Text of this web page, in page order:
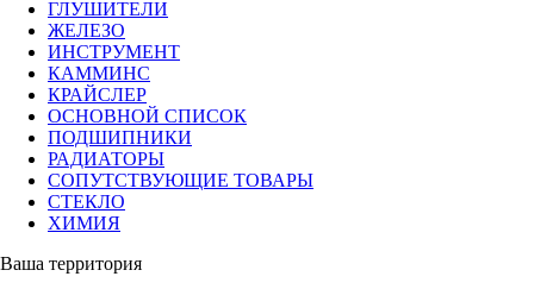
ГЛУШИТЕЛИ
ЖЕЛЕЗО
ИНСТРУМЕНТ
КАММИНС
КРАЙСЛЕР
ОСНОВНОЙ СПИСОК
ПОДШИПНИКИ
РАДИАТОРЫ
СОПУТСТВУЮЩИЕ ТОВАРЫ
СТЕКЛО
ХИМИЯ
Ваша территория